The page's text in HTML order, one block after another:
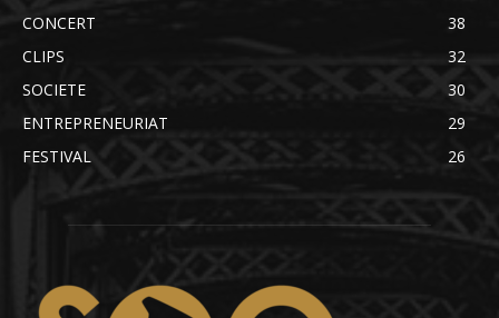
CONCERT
38
CLIPS
32
SOCIETE
30
ENTREPRENEURIAT
29
FESTIVAL
26